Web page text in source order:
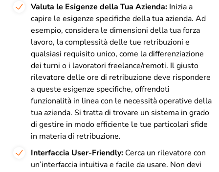
Valuta le Esigenze della Tua Azienda: Inizia a
capire le esigenze specifiche della tua azienda. Ad
esempio, considera le dimensioni della tua forza
lavoro, la complessità delle tue retribuzioni e
qualsiasi requisito unico, come la differenziazione
dei turni o i lavoratori freelance/remoti. Il giusto
rilevatore delle ore di retribuzione deve rispondere
a queste esigenze specifiche, offrendoti
funzionalità in linea con le necessità operative della
tua azienda. Si tratta di trovare un sistema in grado
di gestire in modo efficiente le tue particolari sfide
in materia di retribuzione.
Interfaccia User-Friendly: Cerca un rilevatore con
un’interfaccia intuitiva e facile da usare. Non devi